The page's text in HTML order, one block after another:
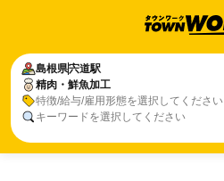
島根県宍道駅
精肉・鮮魚加工
特徴/給与/雇用形態を選択してください
キーワードを選択してください